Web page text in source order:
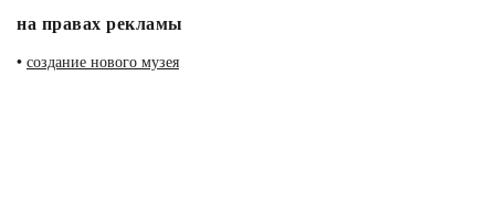
на правах рекламы
• создание нового музея